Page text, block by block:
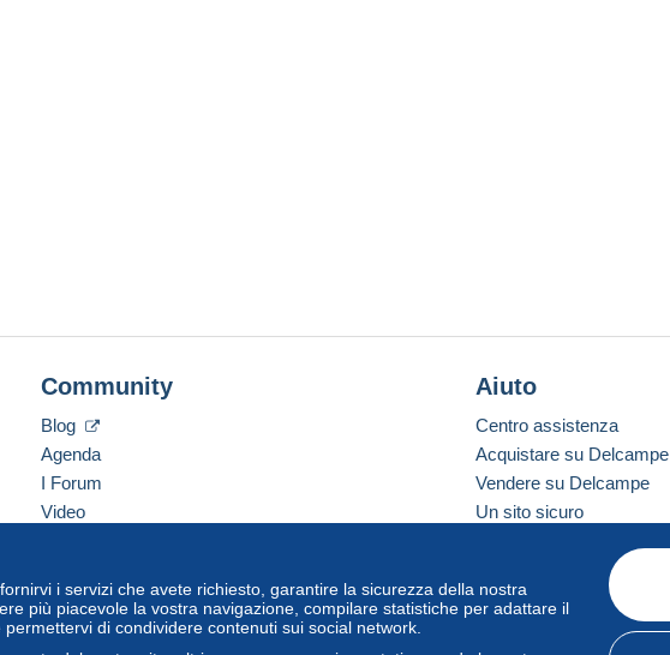
i servizi che avete richiesto, garantire la sicurezza della nostra
più piacevole la vostra navigazione, compilare statistiche per adattare il
di condividere contenuti sui social network.
Community
Blog
Agenda
I Forum
Video
Aiuto
Centro assistenza
Acquistare su Delcampe
Vendere su Delcampe
Un sito sicuro
Versione standard